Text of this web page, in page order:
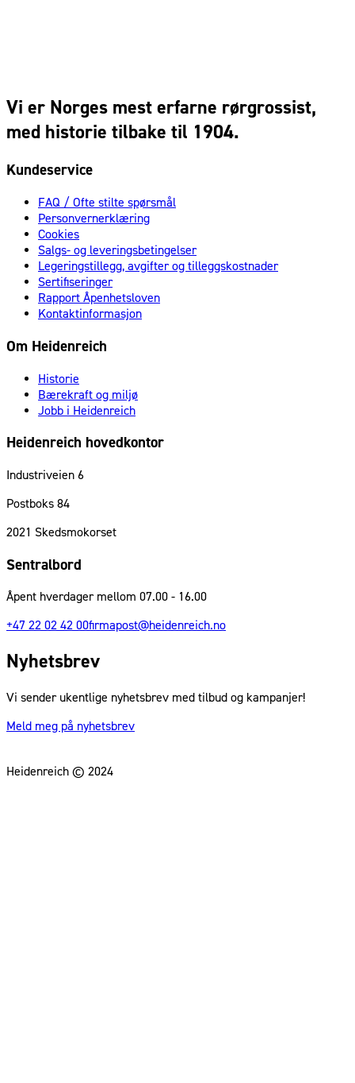
Vi er Norges mest erfarne rørgrossist,
med historie tilbake til 1904.
Kundeservice
FAQ / Ofte stilte spørsmål
Personvernerklæring
Cookies
Salgs- og leveringsbetingelser
Legeringstillegg, avgifter og tilleggskostnader
Sertifiseringer
Rapport Åpenhetsloven
Kontaktinformasjon
Om Heidenreich
Historie
Bærekraft og miljø
Jobb i Heidenreich
Heidenreich hovedkontor
Industriveien 6
Postboks 84
2021 Skedsmokorset
Sentralbord
Åpent hverdager mellom 07.00 - 16.00
+47 22 02 42 00firmapost@heidenreich.no
Nyhetsbrev
Vi sender ukentlige nyhetsbrev med tilbud og kampanjer!
Meld meg på nyhetsbrev
Heidenreich © 2024